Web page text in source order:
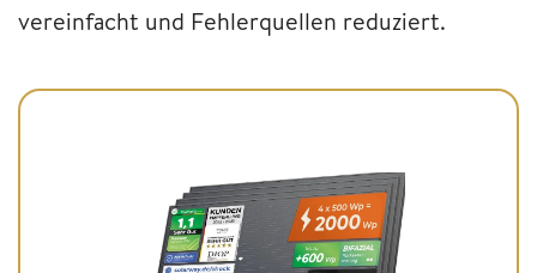
vereinfacht und Fehlerquellen reduziert.